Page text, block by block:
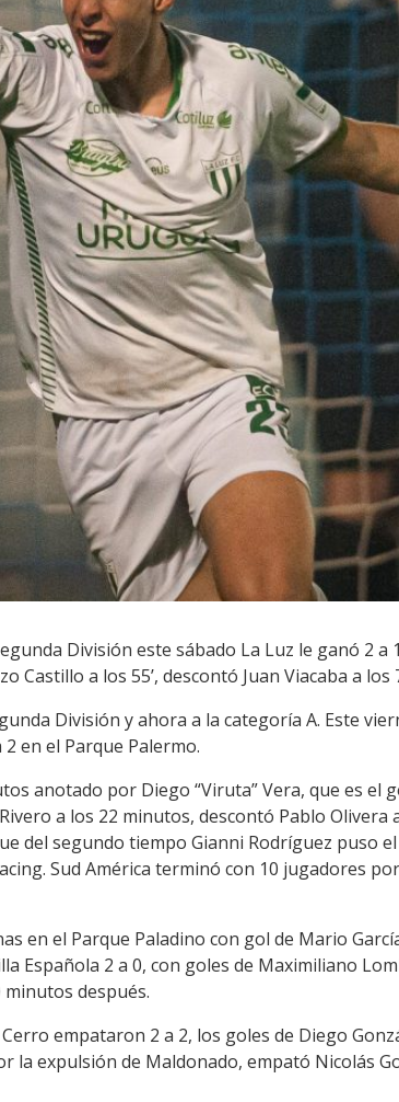
División este sábado La Luz le ganó 2
Castillo a los 55’, descontó Juan Viacaba a
División y ahora a la categoría A. Este
en el Parque Palermo.
anotado por Diego “Viruta” Vera, que es el
a los 22 minutos, descontó Pablo Olivera
del segundo tiempo Gianni Rodríguez puso
Sud América terminó con 10 jugadores
en el Parque Paladino con gol de Mario
Española 2 a 0, con goles de Maximiliano
después.
empataron 2 a 2, los goles de Diego
la expulsión de Maldonado, empató Nicolás